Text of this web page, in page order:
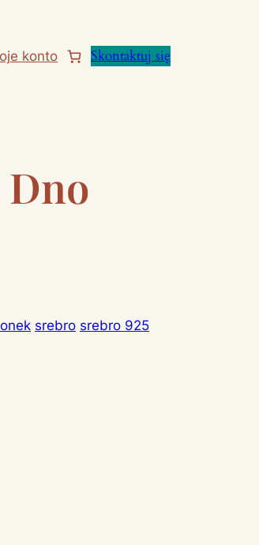
konto Skontaktuj się
Dno
srebro srebro 925